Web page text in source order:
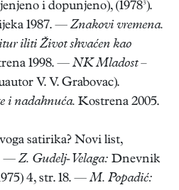
i dopunjeno), (1978³).
1987. — Znakovi vremena.
iliti Život shvaćen kao
1998. — NK Mladost –
V. V. Grabovac).
i nadahnuća. Kostrena 2005.
satirika? Novi list,
— Z. Gudelj-Velaga: Dnevnik
4, str. 18. —M. Popadić: